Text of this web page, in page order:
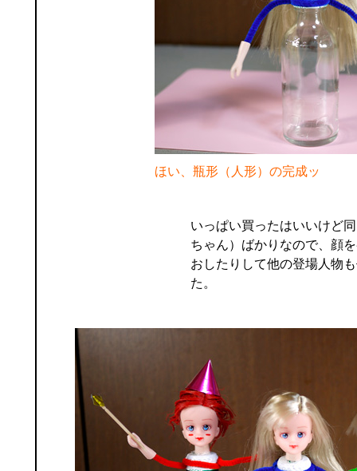
ほい、瓶形（人形）の完成ッ
いっぱい買ったはいいけど
ちゃん）ばかりなので、顔
おしたりして他の登場人物
た。